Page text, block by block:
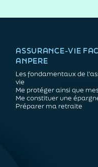
ASSURANCE-VIE
ANPERE
Les fondamentaux de
vie
Me protéger ainsi que
Me constituer une
Préparer ma retraite